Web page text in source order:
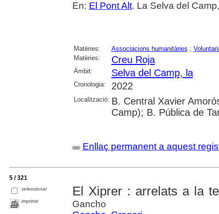
En: El Pont Alt. La Selva del
Matèries: Associacions humanitàries ;
Matèries:
Creu Roja
Àmbit: Selva del Camp, la
Cronologia: 2022
Localització: B. Central Xavier
Camp); B. Pública de
Enllaç permanent a aquest
5 / 321
seleccionar
imprimir
El Xiprer : arrelats a la
Gancho